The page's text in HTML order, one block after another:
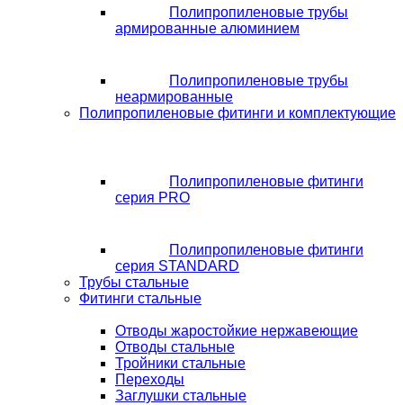
Полипропиленовые трубы
армированные алюминием
Полипропиленовые трубы
неармированные
Полипропиленовые фитинги и комплектующие
Полипропиленовые фитинги
серия PRO
Полипропиленовые фитинги
серия STANDARD
Трубы стальные
Фитинги стальные
Отводы жаростойкие нержавеющие
Отводы стальные
Тройники стальные
Переходы
Заглушки стальные